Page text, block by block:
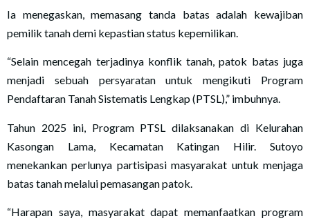
Ia menegaskan, memasang tanda batas adalah kewajiban
pemilik tanah demi kepastian status kepemilikan.
“Selain mencegah terjadinya konflik tanah, patok batas juga
menjadi sebuah persyaratan untuk mengikuti Program
Pendaftaran Tanah Sistematis Lengkap (PTSL),” imbuhnya.
Tahun 2025 ini, Program PTSL dilaksanakan di Kelurahan
Kasongan Lama, Kecamatan Katingan Hilir. Sutoyo
menekankan perlunya partisipasi masyarakat untuk menjaga
batas tanah melalui pemasangan patok.
“Harapan saya, masyarakat dapat memanfaatkan program